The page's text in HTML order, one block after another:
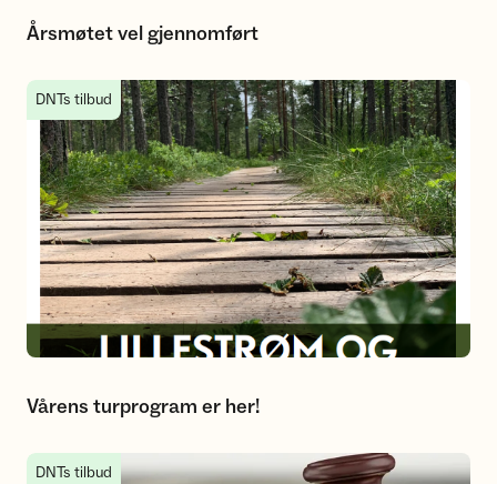
Årsmøtet vel gjennomført
Vårens turprogram er her!
DNTs tilbud
Vårens turprogram er her!
Saksliste årsmøte 2023
DNTs tilbud